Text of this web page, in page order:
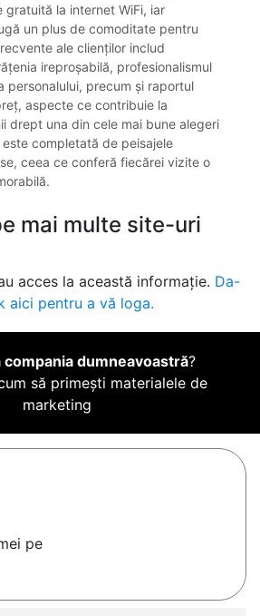
gratuită la internet WiFi, iar
un plus de comoditate pentru
ale clienților includ
ireproșabilă, profesionalismul
personalului, precum și raportul
aspecte ce contribuie la
drept una din cele mai bune alegeri
completată de peisajele
ceea ce conferă fiecărei vizite o
mai multe site-uri
acces la această informație. Da-
aici pentru a vă loga.
compania dumneavoastră?
să primești materialele de
marketing
pe